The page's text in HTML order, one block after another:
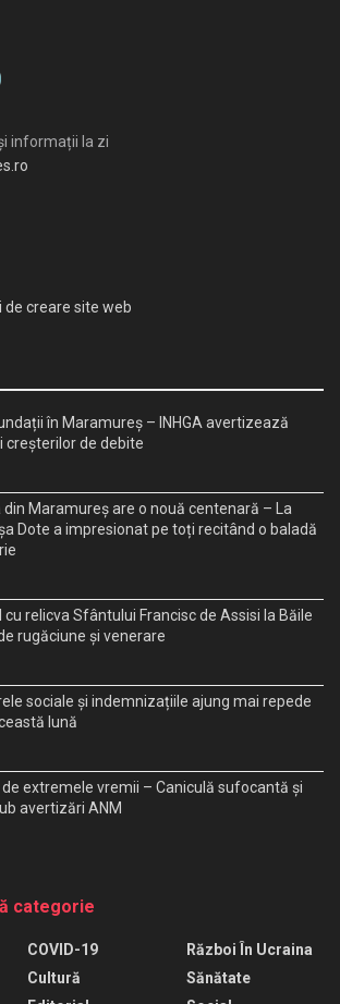
informații la zi
de creare site web
în Maramureș – INHGA avertizează
creșterilor de debite
Maramureș are o nouă centenară – La
Dote a impresionat pe toți recitând o baladă
relicva Sfântului Francisc de Assisi la Băile
rugăciune și venerare
sociale și indemnizațiile ajung mai repede
lună
extremele vremii – Caniculă sufocantă și
avertizări ANM
categorie
COVID-19
Cultură
Război În Ucraina
Sănătate